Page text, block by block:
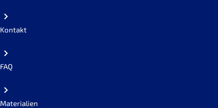
Kontakt
FAQ
Materialien